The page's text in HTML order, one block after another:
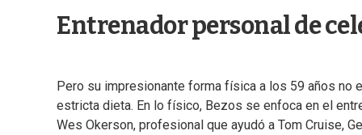
Entrenador personal de
Pero su impresionante forma física a los 59 años no
estricta dieta. En lo físico, Bezos se enfoca en el
Wes Okerson, profesional que ayudó a Tom Cruise,